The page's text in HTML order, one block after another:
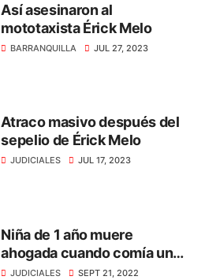
Así asesinaron al
mototaxista Érick Melo
BARRANQUILLA JUL 27, 2023
Atraco masivo después del
sepelio de Érick Melo
JUDICIALES JUL 17, 2023
Niña de 1 año muere
ahogada cuando comía un
dulce, en Santa Marta
JUDICIALES SEPT 21, 2022